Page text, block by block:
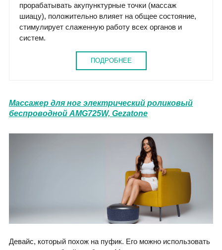
прорабатывать акупунктурные точки (массаж
шиацу), положительно влияет на общее состояние,
стимулирует слаженную работу всех органов и
систем.
ПОДРОБНЕЕ
Массажер для ног электрический роликовый
беспроводной AMG725W, Gezatone
Девайс, который похож на пуфик. Его можно использовать